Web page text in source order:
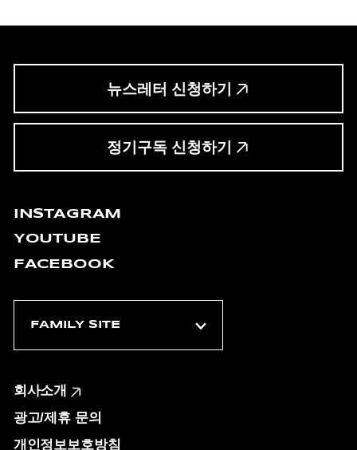
뉴스레터 신청하기
정기구독 신청하기
INSTAGRAM
YOUTUBE
FACEBOOK
회사소개
광고/제휴 문의
개인정보보호방침